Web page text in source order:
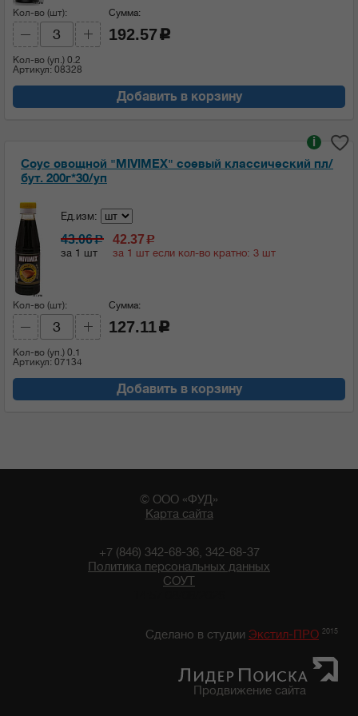
Кол-во (шт):
Кол-во (уп.) 0.2
Артикул: 08328
Сумма:
192.57 c
Добавить в корзину
Соус овощной "MIVIMEX" соевый классический пл/
бут. 200г*30/уп
i
Ед.изм:
43.06c
за 1 шт
42.37 c
за 1 шт если кол-во кратно: 3 шт
Кол-во (шт):
Кол-во (уп.) 0.1
Артикул: 07134
Сумма:
127.11 c
Добавить в корзину
© ООО «ФУД»
Карта сайта
+7 (846) 342-68-36, 342-68-37
Политика персональных данных
СОУТ
Сделано в студии Экстил-ПРО 2015
Продвижение сайта